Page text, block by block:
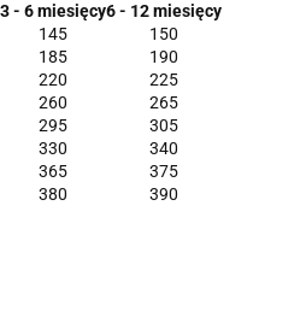
3 - 6 miesięcy6 - 12 miesięcy
145
150
185
190
220
225
260
265
295
305
330
340
365
375
380 390